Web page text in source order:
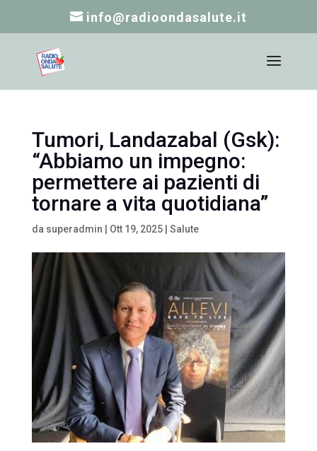
info@radioondasalute.it
Tumori, Landazabal (Gsk):
“Abbiamo un impegno:
permettere ai pazienti di
tornare a vita quotidiana”
da superadmin Ott 19, 2025| Salute